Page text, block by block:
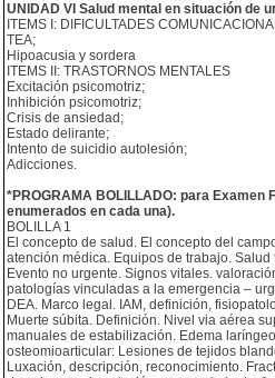
UNIDAD VI Salud mental en situación de
ITEMS I: DIFICULTADES
TEA;
Hipoacusia y sordera
ITEMS II: TRASTORNOS MENTALES
Excitación psicomotriz;
Inhibición psicomotriz;
Crisis de ansiedad;
Estado delirante;
Intento de suicidio autolesión;
Adicciones.
*PROGRAMA BOLILLADO: para
enumerados en cada una).
BOLILLA 1
El concepto de salud. El concepto del
atención médica. Equipos de trabajo.
Evento no urgente. Signos vitales.
patologías vinculadas a la emergencia –
DEA. Marco legal. IAM, definición,
Muerte súbita. Definición. Nivel via aérea
manuales de estabilización. Edema
osteomioarticular: Lesiones de tejidos
Luxación, descripción, reconocimiento.